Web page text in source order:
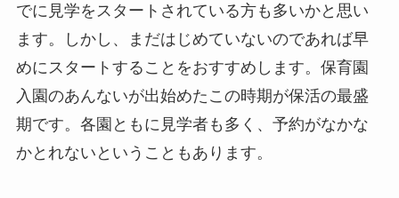
でに見学をスタートされている方も多いかと思い
ます。しかし、まだはじめていないのであれば早
めにスタートすることをおすすめします。保育園
入園のあんないが出始めたこの時期が保活の最盛
期です。各園ともに見学者も多く、予約がなかな
かとれないということもあります。